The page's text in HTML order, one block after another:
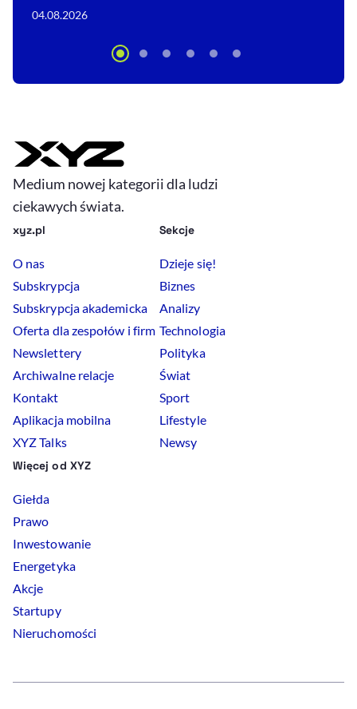
04.08.2026
Medium nowej kategorii dla ludzi
ciekawych świata.
xyz.pl
O nas
Subskrypcja
Subskrypcja akademicka
Oferta dla zespołów i firm
Newslettery
Archiwalne relacje
Kontakt
Aplikacja mobilna
XYZ Talks
Sekcje
Dzieje się!
Biznes
Analizy
Technologia
Polityka
Świat
Sport
Lifestyle
Newsy
Więcej od XYZ
Giełda
Prawo
Inwestowanie
Energetyka
Akcje
Startupy
Nieruchomości